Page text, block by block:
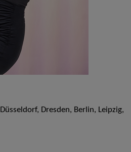
Düsseldorf, Dresden, Berlin, Leipzig,